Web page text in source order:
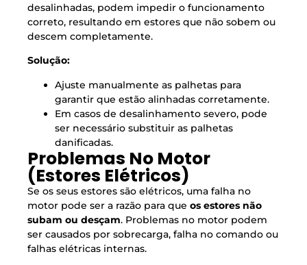
desalinhadas, podem impedir o funcionamento
correto, resultando em estores que não sobem ou
descem completamente.
Solução:
Ajuste manualmente as palhetas para
garantir que estão alinhadas corretamente.
Em casos de desalinhamento severo, pode
ser necessário substituir as palhetas
danificadas.
Problemas No Motor
(Estores Elétricos)
Se os seus estores são elétricos, uma falha no
motor pode ser a razão para que os estores não
subam ou desçam. Problemas no motor podem
ser causados por sobrecarga, falha no comando ou
falhas elétricas internas.